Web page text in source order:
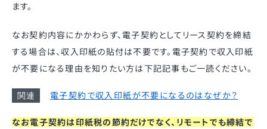
ます。
なお契約内容にかかわらず、電子契約としてリース契約を締結
する場合は、収入印紙の貼付は不要です。電子契約で収入印紙
が不要になる理由を知りたい方は下記記事もご一読ください。
電子契約で収入印紙が不要になるのはなぜか？
なお電子契約は印紙税の節約だけでなく、リモートでも締結で